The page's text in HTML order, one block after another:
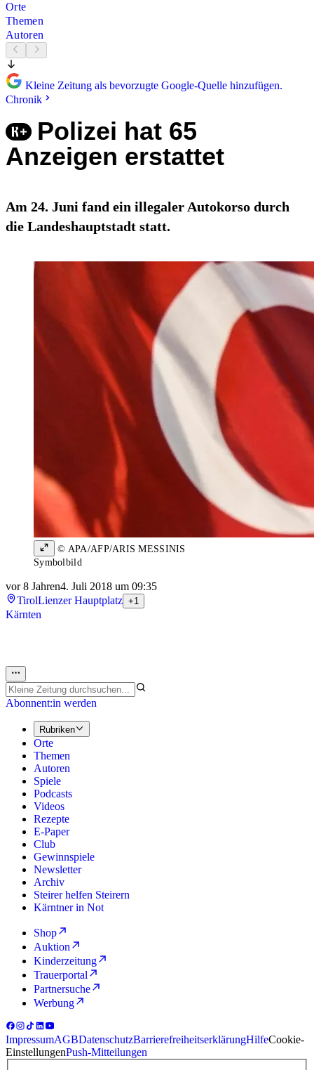
Orte
Themen
Autoren
Kleine Zeitung als bevorzugte Google-Quelle hinzufügen.
Chronik
Polizei hat 65
Anzeigen erstattet
Am 24. Juni fand ein illegaler Autokorso durch
die Landeshauptstadt statt.
© APA/AFP/ARIS MESSINIS
Symbolbild
vor 8 Jahren4. Juli 2018 um 09:35
TirolLienzer Hauptplatz +1
Kärnten
Abonnent:in werden
Rubriken
Orte
Themen
Autoren
Spiele
Podcasts
Videos
Rezepte
E-Paper
Club
Gewinnspiele
Newsletter
Archiv
Steirer helfen Steirern
Kärntner in Not
Shop
Auktion
Kinderzeitung
Trauerportal
Partnersuche
Werbung
ImpressumAGBDatenschutzBarrierefreiheitserklärungHilfeCookie-
EinstellungenPush-Mitteilungen